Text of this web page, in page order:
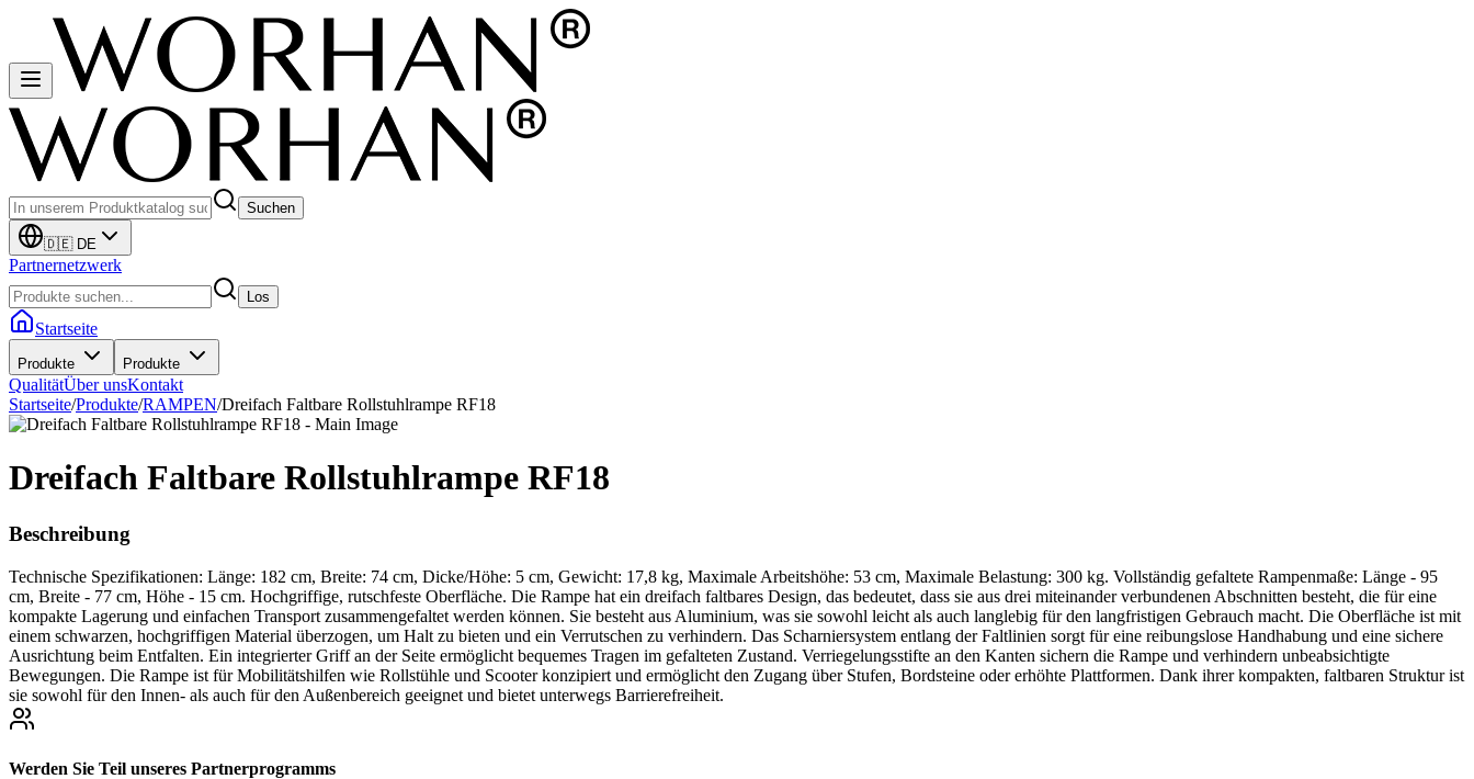
Suchen
🇩🇪 DE
Partnernetzwerk
Los
Startseite
Produkte Produkte
QualitätÜber unsKontakt
Startseite/Produkte/RAMPEN/Dreifach Faltbare Rollstuhlrampe RF18
Dreifach Faltbare Rollstuhlrampe RF18
Beschreibung
Technische Spezifikationen: Länge: 182 cm, Breite: 74 cm, Dicke/Höhe: 5 cm, Gewicht: 17,8 kg, Maximale Arbeitshöhe: 53 cm, Maximale Belastung: 300 kg. Vollständig gefaltete Rampenmaße: Länge - 95
cm, Breite - 77 cm, Höhe - 15 cm. Hochgriffige, rutschfeste Oberfläche. Die Rampe hat ein dreifach faltbares Design, das bedeutet, dass sie aus drei miteinander verbundenen Abschnitten besteht, die für eine
kompakte Lagerung und einfachen Transport zusammengefaltet werden können. Sie besteht aus Aluminium, was sie sowohl leicht als auch langlebig für den langfristigen Gebrauch macht. Die Oberfläche ist mit
einem schwarzen, hochgriffigen Material überzogen, um Halt zu bieten und ein Verrutschen zu verhindern. Das Scharniersystem entlang der Faltlinien sorgt für eine reibungslose Handhabung und eine sichere
Ausrichtung beim Entfalten. Ein integrierter Griff an der Seite ermöglicht bequemes Tragen im gefalteten Zustand. Verriegelungsstifte an den Kanten sichern die Rampe und verhindern unbeabsichtigte
Bewegungen. Die Rampe ist für Mobilitätshilfen wie Rollstühle und Scooter konzipiert und ermöglicht den Zugang über Stufen, Bordsteine oder erhöhte Plattformen. Dank ihrer kompakten, faltbaren Struktur ist
sie sowohl für den Innen- als auch für den Außenbereich geeignet und bietet unterwegs Barrierefreiheit.
Werden Sie Teil unseres Partnerprogramms